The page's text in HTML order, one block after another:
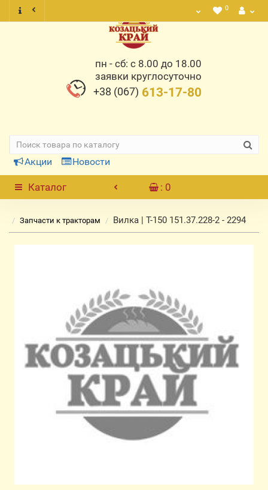
0
пн - сб: с 8.00 до 18.00
заявки круглосуточно
+38 (067) 613-17-80
Акции Новости
Каталог : 0
Запчасти к тракторам Вилка | Т-150 151.37.228-2 - 2294